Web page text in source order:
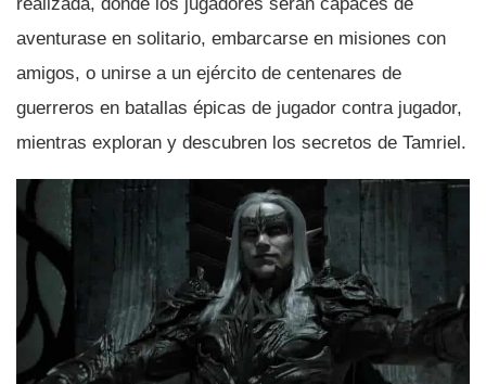
aventurase en solitario, embarcarse en misiones con
amigos, o unirse a un ejército de centenares de
guerreros en batallas épicas de jugador contra jugador,
mientras exploran y descubren los secretos de Tamriel.